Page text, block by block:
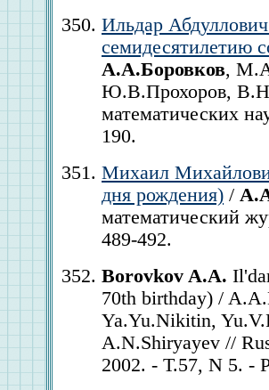
Ильдар
семидесятилетию
А.А.Боровков,
Ю.В.Прохоров,
математических
190.
Михаил
дня рождения) /
математический
489-492.
Borovkov A.A.
70th birthday) /
Ya.Yu.Nikitin,
A.N.Shiryayev //
2002. - Т.57, N 5. -